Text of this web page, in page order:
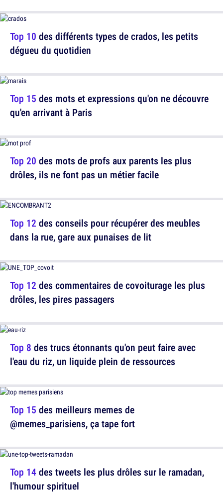
Top 10 des différents types de crados, les petits
dégueu du quotidien
Top 20 des mots de profs aux parents les plus
drôles, ils ne font pas un métier facile
Top 12 des commentaires de covoiturage les plus
drôles, les pires passagers
Top 15 des meilleurs memes de
@memes_parisiens, ça tape fort
Top 15 des mots et expressions qu'on ne découvre
qu'en arrivant à Paris
Top 12 des conseils pour récupérer des meubles
dans la rue, gare aux punaises de lit
Top 8 des trucs étonnants qu'on peut faire avec
l'eau du riz, un liquide plein de ressources
Top 14des tweets les plus drôles sur le ramadan,
l'humour spirituel